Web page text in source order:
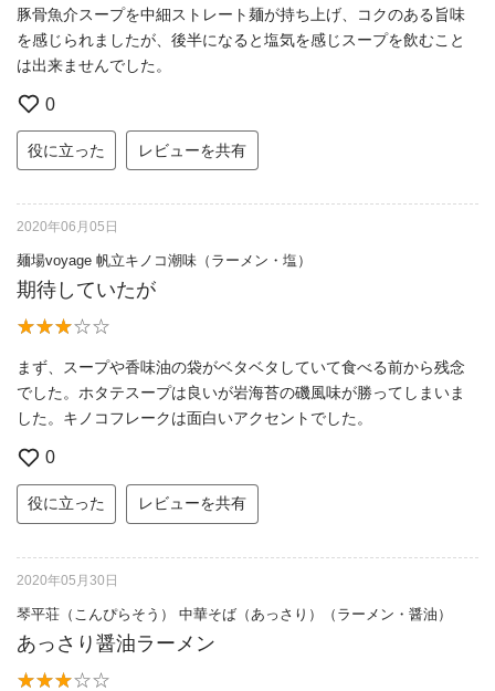
豚骨魚介スープを中細ストレート麺が持ち上げ、コクのある旨味
を感じられましたが、後半になると塩気を感じスープを飲むこと
は出来ませんでした。
0
役に立った レビューを共有
2020年06月05日
麺場voyage 帆立キノコ潮味（ラーメン・塩）
期待していたが
まず、スープや香味油の袋がベタベタしていて食べる前から残念
でした。ホタテスープは良いが岩海苔の磯風味が勝ってしまいま
した。キノコフレークは面白いアクセントでした。
0
役に立った レビューを共有
2020年05月30日
琴平荘（こんぴらそう） 中華そば（あっさり）（ラーメン・醤油）
あっさり醤油ラーメン